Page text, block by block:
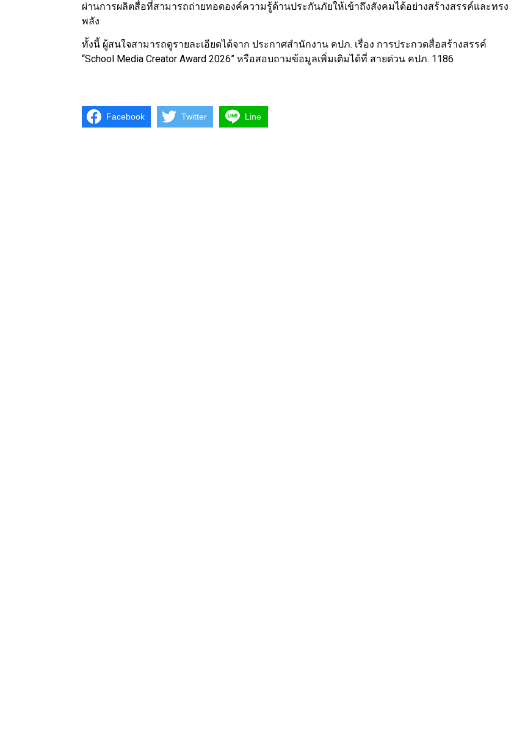
ผ่านการผลิตสื่อที่สามารถถ่ายทอดองค์ความรู้ด้านประกันภัยให้เข้าถึงสังคมได้อย่างสร้างสรรค์และทรง
พลัง
ทั้งนี้ ผู้สนใจสามารถดูรายละเอียดได้จาก ประกาศสำนักงาน คปภ. เรื่อง การประกวดสื่อสร้างสรรค์
“School Media Creator Award 2026” หรือสอบถามข้อมูลเพิ่มเติมได้ที่ สายด่วน คปภ. 1186
Facebook Twitter Line